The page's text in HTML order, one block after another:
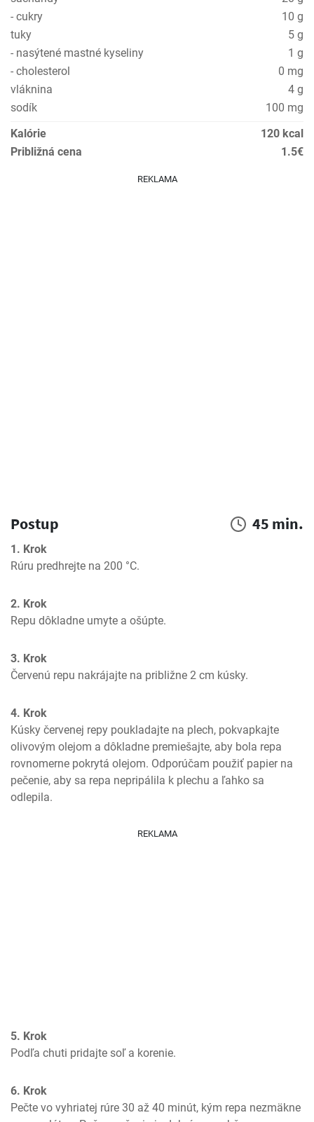
- cukry
10 g
tuky
5 g
- nasýtené mastné kyseliny
1 g
- cholesterol
0 mg
vláknina
4 g
sodík
100 mg
Kalórie
120 kcal
Približná cena
1.5€
REKLAMA
Postup 45 min.
1. Krok
Rúru predhrejte na 200 °C.
2. Krok
Repu dôkladne umyte a ošúpte.
3. Krok
Červenú repu nakrájajte na približne 2 cm kúsky.
4. Krok
Kúsky červenej repy poukladajte na plech, pokvapkajte
olivovým olejom a dôkladne premiešajte, aby bola repa
rovnomerne pokrytá olejom. Odporúčam použiť papier na
pečenie, aby sa repa nepripálila k plechu a ľahko sa
odlepila.
REKLAMA
5. Krok
Podľa chuti pridajte soľ a korenie.
6. Krok
Pečte vo vyhriatej rúre 30 až 40 minút, kým repa nezmäkne